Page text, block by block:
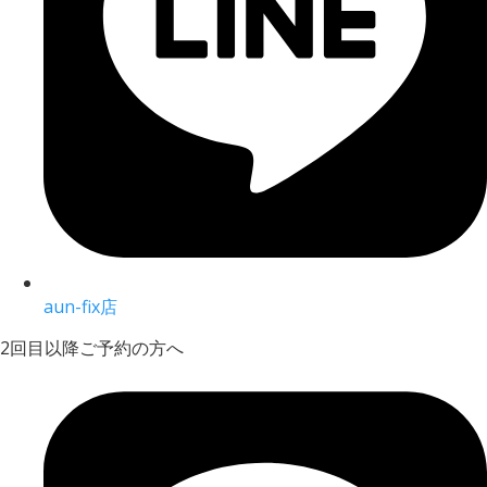
aun-fix店
2回目以降ご予約の方へ